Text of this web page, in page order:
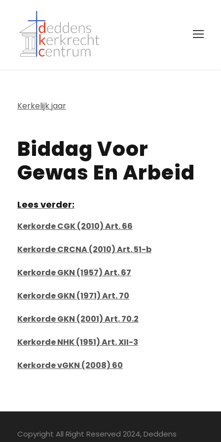
Kerkelijk jaar
Biddag Voor
Gewas En Arbeid
Lees verder:
Kerkorde CGK (2010) Art. 66
Kerkorde CRCNA (2010) Art. 51-b
Kerkorde GKN (1957) Art. 67
Kerkorde GKN (1971) Art. 70
Kerkorde GKN (2001) Art. 70.2
Kerkorde NHK (1951) Art. XII-3
Kerkorde vGKN (2008) 60
Copyright All Right Reserved 2024, Deddens